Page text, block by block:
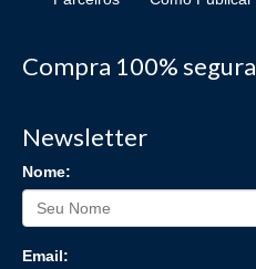
Compra 100% segura
Newsletter
Nome:
Email: